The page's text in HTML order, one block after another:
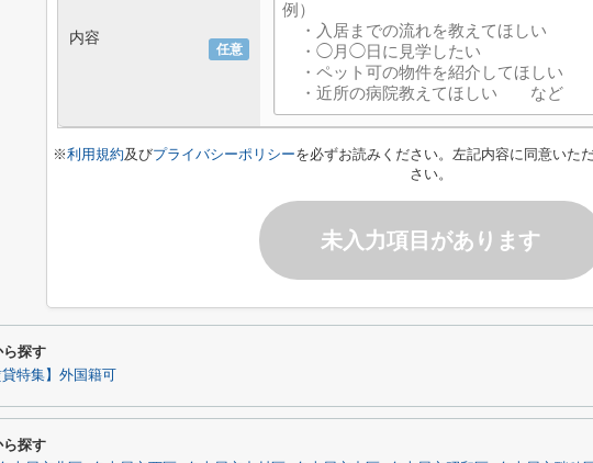
任意
内容
※利用規約及びプライバシーポリシーを必ずお読みください。左記内容に同意いた
さい。
未入力項目があります
ら探す
貸特集】外国籍可
ら探す